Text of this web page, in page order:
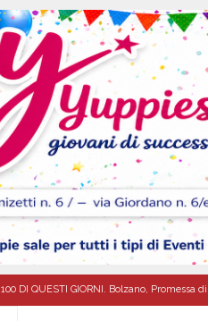
100 DI QUESTI GIORNI. Bolzano,